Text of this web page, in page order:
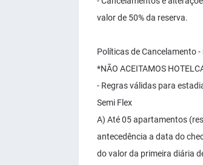
valor de 50% da reserva.
Políticas de Cancelamento -
*NÃO ACEITAMOS
- Regras válidas para
Semi Flex
A) Até 05 apartamentos
antecedência a data do
do valor da primeira diária